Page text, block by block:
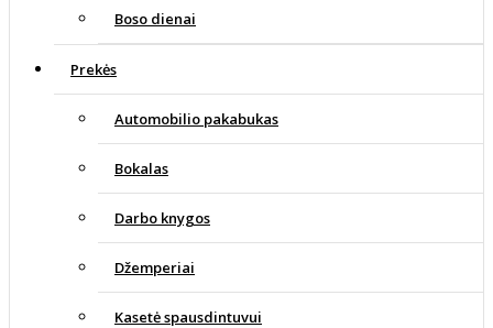
Boso dienai
Prekės
Automobilio pakabukas
Bokalas
Darbo knygos
Džemperiai
Kasetė spausdintuvui